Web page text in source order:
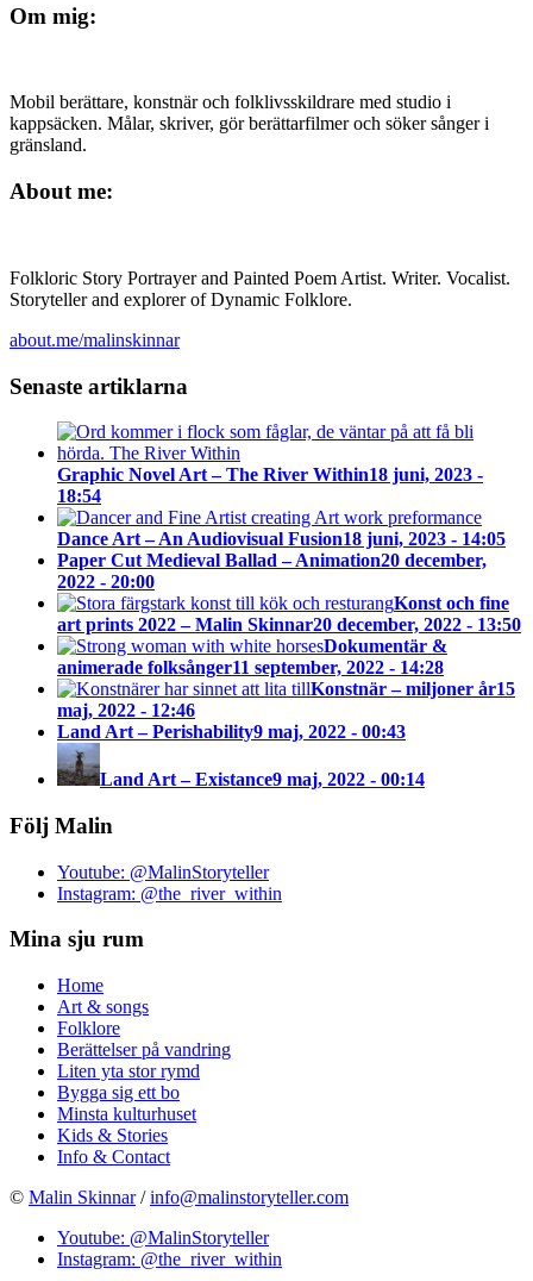
Om mig:
Mobil berättare, konstnär och folklivsskildrare med studio i
kappsäcken. Målar, skriver, gör berättarfilmer och söker sånger i
gränsland.
About me:
Folkloric Story Portrayer and Painted Poem Artist. Writer. Vocalist.
Storyteller and explorer of Dynamic Folklore.
about.me/malinskinnar
Senaste artiklarna
Graphic Novel Art – The River Within18 juni, 2023 -
18:54
Dance Art – An Audiovisual Fusion18 juni, 2023 - 14:05
Paper Cut Medieval Ballad – Animation20 december,
2022 - 20:00
Konst och fine
art prints 2022 – Malin Skinnar20 december, 2022 - 13:50
Dokumentär &
animerade folksånger11 september, 2022 - 14:28
Konstnär – miljoner år15
maj, 2022 - 12:46
Land Art – Perishability9 maj, 2022 - 00:43
Land Art – Existance9 maj, 2022 - 00:14
Följ Malin
Youtube: @MalinStoryteller
Instagram: @the_river_within
Mina sju rum
Home
Art & songs
Folklore
Berättelser på vandring
Liten yta stor rymd
Bygga sig ett bo
Minsta kulturhuset
Kids & Stories
Info & Contact
© Malin Skinnar/info@malinstoryteller.com
Youtube: @MalinStoryteller
Instagram: @the_river_within